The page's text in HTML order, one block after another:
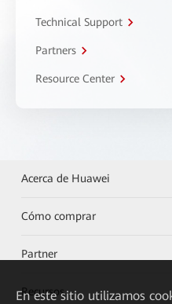
Technical Support
Partners
Resource Center
Acerca de Huawei
Cómo comprar
Partner
Recursos
En este sitio utilizamos